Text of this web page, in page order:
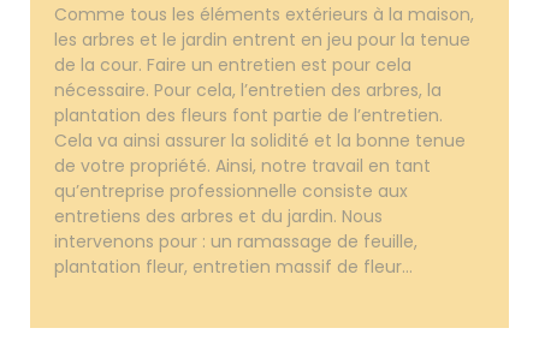
Comme tous les éléments extérieurs à la maison,
les arbres et le jardin entrent en jeu pour la tenue
de la cour. Faire un entretien est pour cela
nécessaire. Pour cela, l’entretien des arbres, la
plantation des fleurs font partie de l’entretien.
Cela va ainsi assurer la solidité et la bonne tenue
de votre propriété. Ainsi, notre travail en tant
qu’entreprise professionnelle consiste aux
entretiens des arbres et du jardin. Nous
intervenons pour : un ramassage de feuille,
plantation fleur, entretien massif de fleur…